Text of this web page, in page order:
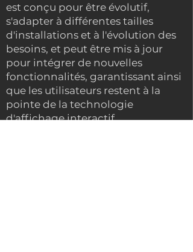
est conçu pour être évolutif,
s'adapter à différentes tailles
d'installations et à l'évolution des
besoins, et peut être mis à jour
pour intégrer de nouvelles
fonctionnalités, garantissant ainsi
que les utilisateurs restent à la
pointe de la technologie
d'affichage interactif.